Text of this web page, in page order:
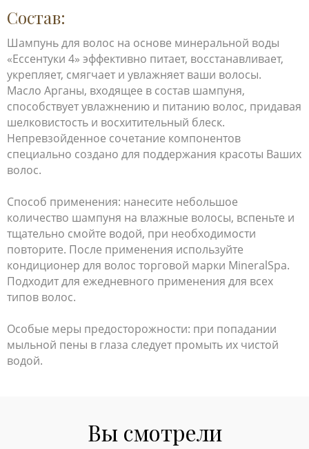
Состав:
Шампунь для волос на основе минеральной воды
«Ессентуки 4» эффективно питает, восстанавливает,
укрепляет, смягчает и увлажняет ваши волосы.
Масло Арганы, входящее в состав шампуня,
способствует увлажнению и питанию волос, придавая
шелковистость и восхитительный блеск.
Непревзойденное сочетание компонентов
специально создано для поддержания красоты Ваших
волос.
Способ применения: нанесите небольшое
количество шампуня на влажные волосы, вспеньте и
тщательно смойте водой, при необходимости
повторите. После применения используйте
кондиционер для волос торговой марки MineralSpa.
Подходит для ежедневного применения для всех
типов волос.
Особые меры предосторожности: при попадании
мыльной пены в глаза следует промыть их чистой
водой.
Вы смотрели